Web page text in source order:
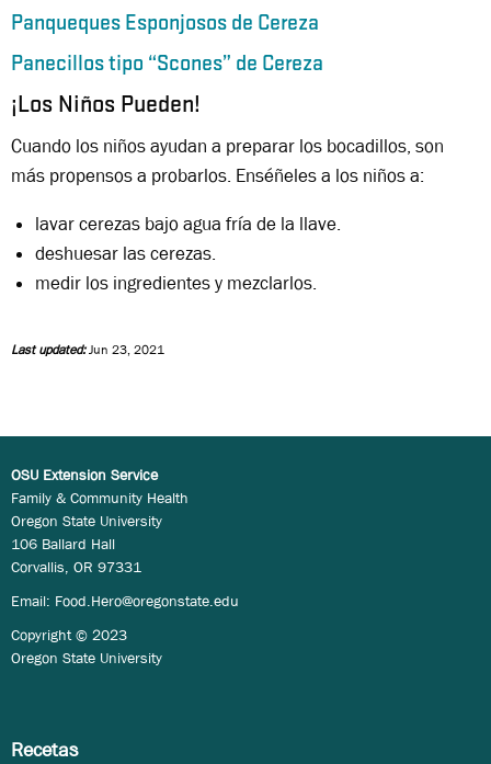
Panqueques Esponjosos de Cereza
Panecillos tipo “Scones” de Cereza
¡Los Niños Pueden!
Cuando los niños ayudan a preparar los bocadillos, son
más propensos a probarlos. Enséñeles a los niños a:
lavar cerezas bajo agua fría de la llave.
deshuesar las cerezas.
medir los ingredientes y mezclarlos.
Last updated:Jun 23, 2021
OSU Extension Service
Family & Community Health
Oregon State University
106 Ballard Hall
Corvallis, OR 97331
Email: Food.Hero@oregonstate.edu
Copyright © 2023
Oregon State University
Recetas